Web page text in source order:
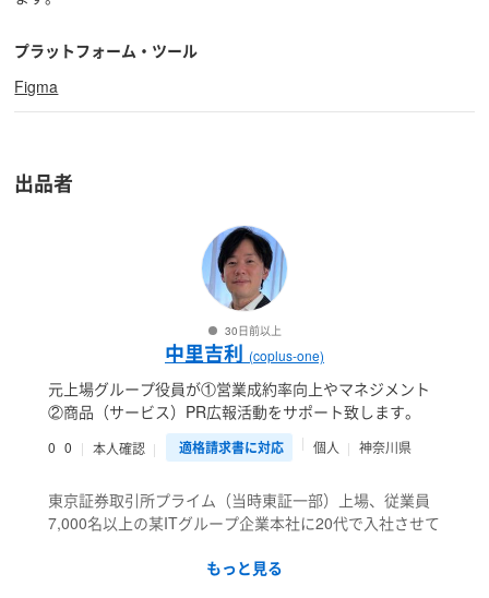
プラットフォーム・ツール
Figma
出品者
30日前以上
中里吉利 (coplus-one)
元上場グループ役員が①営業成約率向上やマネジメント
②商品（サービス）PR広報活動をサポート致します。
0 0 本人確認 適格請求書に対応 個人 神奈川県
東京証券取引所プライム（当時東証一部）上場、従業員
7,000名以上の某ITグループ企業本社に20代で入社させて
もっと見る